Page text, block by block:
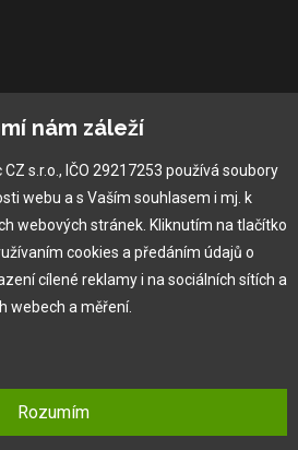
nám záleží
s.r.o., IČO 29217253 používá soubory
webu a s Vaším souhlasem i mj. k
webových stránek. Kliknutím na tlačítko
cookies a předáním údajů o
cílené reklamy i na sociálních sítích a
webech a měření.
několik druhů kategorií cookies:
Rozumím